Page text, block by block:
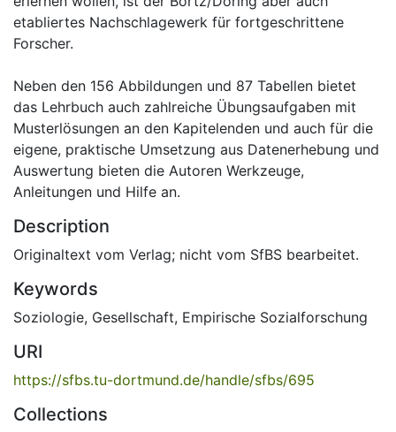
etabliertes Nachschlagewerk für fortgeschrittene
Forscher.
Neben den 156 Abbildungen und 87 Tabellen bietet
das Lehrbuch auch zahlreiche Übungsaufgaben mit
Musterlösungen an den Kapitelenden und auch für die
eigene, praktische Umsetzung aus Datenerhebung und
Auswertung bieten die Autoren Werkzeuge,
Anleitungen und Hilfe an.
Description
Originaltext vom Verlag; nicht vom SfBS bearbeitet.
Keywords
Soziologie, Gesellschaft, Empirische Sozialforschung
URI
https://sfbs.tu-dortmund.de/handle/sfbs/695
Collections